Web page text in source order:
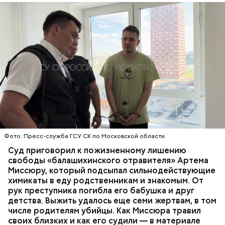
Фото: Пресс-служба ГСУ СК по Московской области
Суд приговорил к пожизненному лишению
свободы «балашихинского отравителя» Артема
Миссюру, который подсыпал сильнодействующие
химикаты в еду родственникам и знакомым. От
рук преступника погибла его бабушка и друг
детства. Выжить удалось еще семи жертвам, в том
числе родителям убийцы. Как Миссюра травил
своих близких и как его судили — в материале
Все началось в июне, когда двое супругов
обратились в местную больницу с жалобами на
плохое самочувствие. Врачи не смогли поставить
им точный диагноз, после чего анализы
потерпевших направили на экспертизу. В них
специалисты обнаружили сильнодействующий
химикат дихлорэтан, который не мог попасть в
организм супругов случайно. То же самое вещество
нашли в еде, изъятой из квартиры пострадавших.
Видео: пресс-служба ГСУ СК по Московской области
ОТРАВЛЕНИЯ БАЛАШИХА
РОДИТЕЛИ
СЛЕДСТВЕННЫЙ КОМИТЕТ
ЭКСПЕРТИЗЫ
Стражи порядка отправились в село Чанко, где
может скрываться вероятный злоумышленник.
Параллельно с этим в Махачкале объявлен план
«Перехват». Въезд и выезд в город перекрыты.
Помимо этого, полицейские патрулируют улицы,
железнодорожный вокзал и аэропорт.